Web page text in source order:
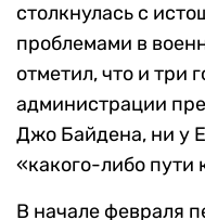
столкнулась с
проблемами в
отметил, что и три
администрации
Джо Байдена, ни у
«какого-либо пути
В начале февраля